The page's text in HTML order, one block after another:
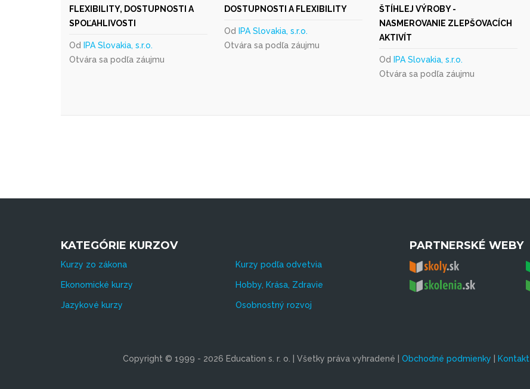
FLEXIBILITY, DOSTUPNOSTI A
SPOĽAHLIVOSTI
Od
IPA Slovakia, s.r.o.
Otvára sa podľa záujmu
DOSTUPNOSTI A FLEXIBILITY
Od
IPA Slovakia, s.r.o.
Otvára sa podľa záujmu
ŠTÍHLEJ VÝROBY -
NASMEROVANIE ZLEPŠOVACÍCH
AKTIVÍT
Od
IPA Slovakia, s.r.o.
Otvára sa podľa záujmu
KATEGÓRIE KURZOV
Kurzy zo zákona Kurzy podľa odvetvia
Ekonomické kurzy Hobby, Krása, Zdravie
Jazykové kurzy Osobnostný rozvoj
PARTNERSKÉ WEBY
Copyright © 1999 - 2026 Education s. r. o. | Všetky práva vyhradené | Obchodné podmienky Kontakt